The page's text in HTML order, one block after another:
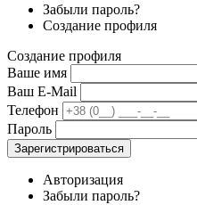
Забыли пароль?
Создание профиля
Создание профиля
Ваше имя
Ваш E-Mail
Телефон
Пароль
Зарегистрироваться
Авторизация
Забыли пароль?